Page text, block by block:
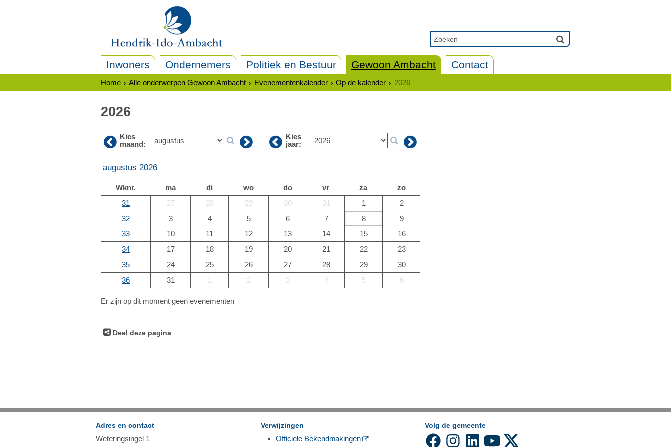
Inwoners Ondernemers Politiek en Bestuur Gewoon Ambacht Contact
Home Alle onderwerpen Gewoon Ambacht Evenementenkalender Op de kalender 2026
2026
Kies
maand:
Kies
jaar:
augustus 2026
Wknr. ma di wo do vr za
zo
31
27 28 29 30 31 1
2
32
3 4 5 6 7 8
9
33
10 11 12 13 14 15
16
34
17 18 19 20 21 22
23
35
24 25 26 27 28 29
30
36
31 1 2 3 4 5 6
Er zijn op dit moment geen evenementen
Deel deze pagina
Adres en contact
Weteringsingel 1
Verwijzingen
Officiele Bekendmakingen
Volg de gemeente